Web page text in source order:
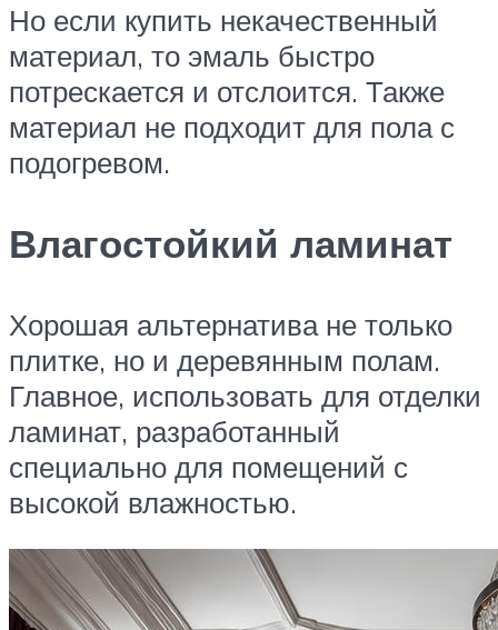
Но если купить некачественный
материал, то эмаль быстро
потрескается и отслоится. Также
материал не подходит для пола с
подогревом.
Влагостойкий ламинат
Хорошая альтернатива не только
плитке, но и деревянным полам.
Главное, использовать для отделки
ламинат, разработанный
специально для помещений с
высокой влажностью.